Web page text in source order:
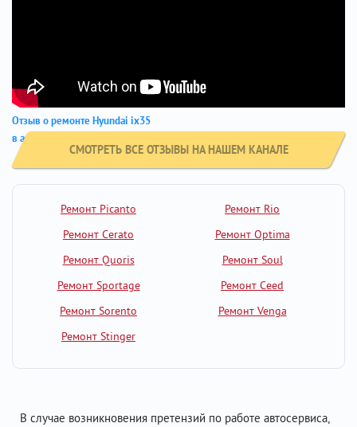
Отзыв о ремонте Hyundai ix35
в автосервисе GM-City
СМОТРЕТЬ ВСЕ ОТЗЫВЫ НА НАШЕМ КАНАЛЕ
Ремонт Picanto
Ремонт Rio
Ремонт Cerato
Ремонт Optima
Ремонт Quoris
Ремонт Soul
Ремонт Sportage
Ремонт Ceed
Ремонт Sorento
Ремонт Venga
Ремонт Stinger
В случае возникновения претензий по работе автосервиса,